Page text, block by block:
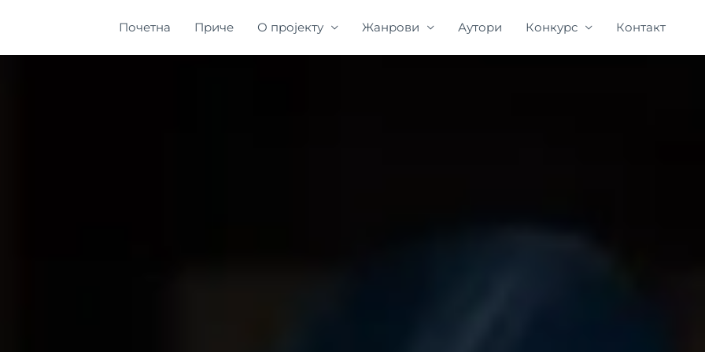
Почетна Приче О пројекту Жанрови Аутори Конкурс Контакт